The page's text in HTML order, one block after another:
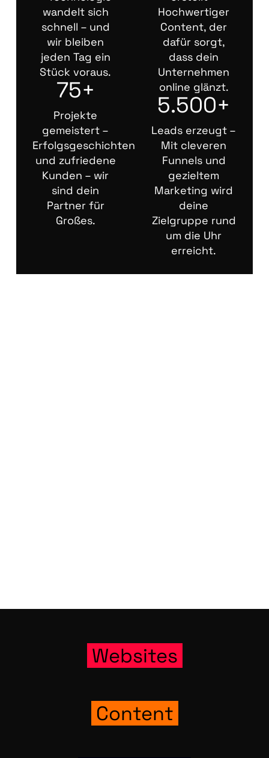
wandelt sich
schnell – und
wir bleiben
jeden Tag ein
Stück voraus.
75+
Projekte
gemeistert –
Erfolgsgeschichten
und zufriedene
Kunden – wir
sind dein
Partner für
Großes.
Hochwertiger
Content, der
dafür sorgt,
dass dein
Unternehmen
online glänzt.
5.500+
Leads erzeugt –
Mit cleveren
Funnels und
gezieltem
Marketing wird
deine
Zielgruppe rund
um die Uhr
erreicht.
Web­sites
Con­tent